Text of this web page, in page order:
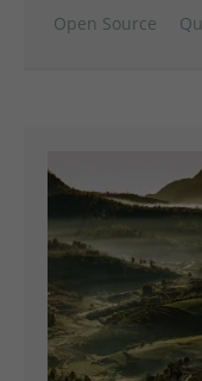
Open Source